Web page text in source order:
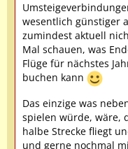
wesentlich günstiger
zumindest aktuell
Mal schauen, was
Flüge für nächstes
buchen kann
Das einzige was
spielen würde, wäre,
halbe Strecke fliegt
und gerne nochmal